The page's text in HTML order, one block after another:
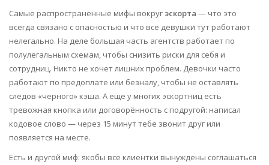
Самые распространённые мифы вокруг эскорта — что это
всегда связано с опасностью и что все девушки тут работают
нелегально. На деле большая часть агентств работает по
полулегальным схемам, чтобы снизить риски для себя и
сотрудниц. Никто не хочет лишних проблем. Девочки часто
работают по предоплате или безналу, чтобы не оставлять
следов «черного» кэша. А еще у многих эскортниц есть
тревожная кнопка или договорённость с подругой: написал
кодовое слово — через 15 минут тебе звонит друг или
появляется на месте.
Есть и другой миф: якобы все клиентки вынуждены соглашаться